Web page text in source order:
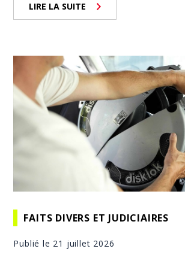
LIRE LA SUITE
FAITS DIVERS ET JUDICIAIRES
Publié le 21 juillet 2026